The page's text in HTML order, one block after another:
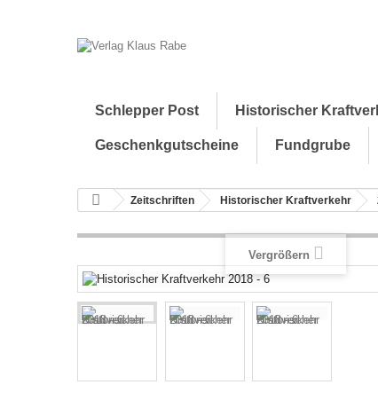
Schlepper Post Historischer
Geschenkgutscheine Fundgrube
Zeitschriften Historischer Kraftverkehr
Vergrößern